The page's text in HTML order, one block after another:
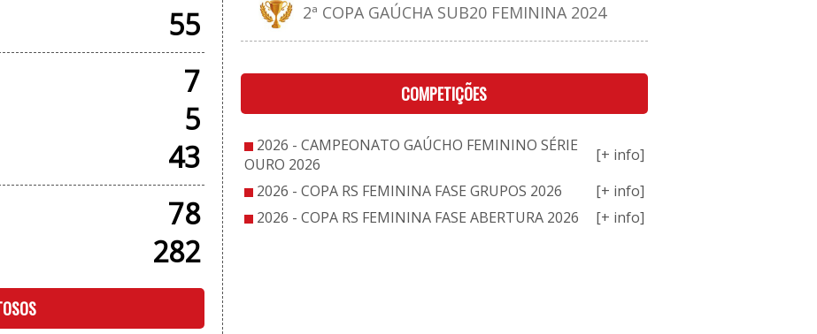
55
7
5
43
78
282
2ª COPA GAÚCHA SUB20 FEMININA 2024
COMPETIÇÕES
2026 - CAMPEONATO GAÚCHO FEMININO SÉRIE
OURO 2026
[+ info]
2026 - COPA RS FEMININA FASE GRUPOS 2026
[+ info]
2026 - COPA RS FEMININA FASE ABERTURA 2026
[+ info]